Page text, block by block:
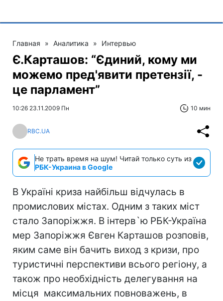
Главная » Аналитика » Интервью
Є.Карташов: “Єдиний, кому ми
можемо пред'явити претензії, -
це парламент”
10:26 23.11.2009 Пн 10 мин
RBC.UA
Не трать время на шум! Читай только суть из
РБК-Украина в Google
В Україні криза найбільш відчулась в
промислових містах. Одним з таких міст
стало Запоріжжя. В інтерв`ю РБК-Україна
мер Запоріжжя Євген Карташов розповів,
яким саме він бачить виход з кризи, про
туристичні перспективи всього регіону, а
також про необхідність делегування на
місця максимальних повноважень, в